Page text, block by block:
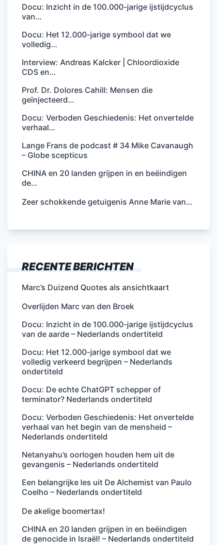
Docu: Inzicht in de 100.000-jarige ijstijdcyclus
van…
Docu: Het 12.000-jarige symbool dat we
volledig…
Interview: Andreas Kalcker | Chloordioxide
CDS en…
Prof. Dr. Dolores Cahill: Mensen die
geïnjecteerd…
Docu: Verboden Geschiedenis: Het onvertelde
verhaal…
Lange Frans de podcast # 34 Mike Cavanaugh
– Globe scepticus
CHINA en 20 landen grijpen in en beëindigen
de…
Zeer schokkende getuigenis Anne Marie van…
RECENTE BERICHTEN
Marc’s Duizend Quotes als ansichtkaart
Overlijden Marc van den Broek
Docu: Inzicht in de 100.000-jarige ijstijdcyclus
van de aarde – Nederlands ondertiteld
Docu: Het 12.000-jarige symbool dat we
volledig verkeerd begrijpen – Nederlands
ondertiteld
Docu: De echte ChatGPT schepper of
terminator? Nederlands ondertiteld
Docu: Verboden Geschiedenis: Het onvertelde
verhaal van het begin van de mensheid –
Nederlands ondertiteld
Netanyahu’s oorlogen houden hem uit de
gevangenis – Nederlands ondertiteld
Een belangrijke les uit De Alchemist van Paulo
Coelho – Nederlands ondertiteld
De akelige boomertax!
CHINA en 20 landen grijpen in en beëindigen
de genocide in Israël! – Nederlands ondertiteld